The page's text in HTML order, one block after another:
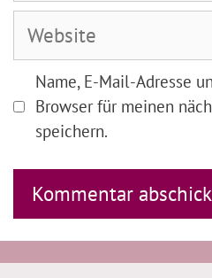
Adresse
Name, E-Mail-Adresse
Browser für meinen
speichern.